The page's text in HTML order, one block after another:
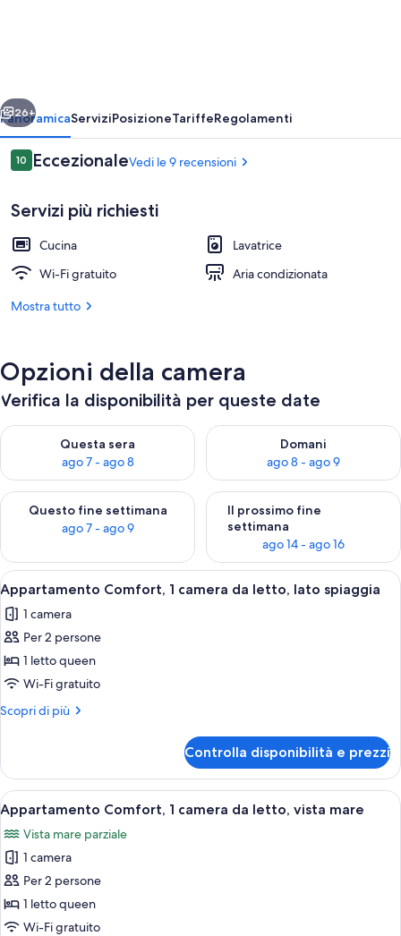
(
Condominium
Avanti
26+
PanoramicaServiziPosizioneTariffeRegolamenti
Recensioni
1010 su 10
EccezionaleVedi le 9 recensioni
Servizi più richiesti
Cucina
Lavatrice
Wi-Fi gratuito
Aria condizionata
Mostra tutto
Opzioni della camera
Verifica la disponibilità per queste date
Questa sera
ago 7 - ago 8
Verifica la disponibilità per questa sera, ago 7 - ago 8
Domani
ago 8 - ago 9
Verifica la disponibilità per
Questo fine settimana
ago 7 - ago 9
Verifica la disponibilità per questo fine settimana, ago 7 - ago
Il prossimo fine
settimana
ago 14 - ago 16
Verifica la disponibilità per il
Apri
tutte
le
foto
per
Appartamento
Comfort,
da
letto,
lato
spiaggia
Una cucina moderna con
14
Appartamento Comfort, 1 camera da letto, lato spiaggia
1 camera
Per 2 persone
1 letto queen
Wi-Fi gratuito
Scopri di più
Altri
Comfort,
camera
da
letto,
lato
spiaggia
Controlla disponibilità e prezzi
Apri
tutte
le
foto
per
Appartamento
Comfort,
Un tavolo da pranzo rotondo
16
Appartamento Comfort, 1 camera da letto, vista mare
Vista mare parziale
1 camera
Per 2 persone
1 letto queen
Wi-Fi gratuito